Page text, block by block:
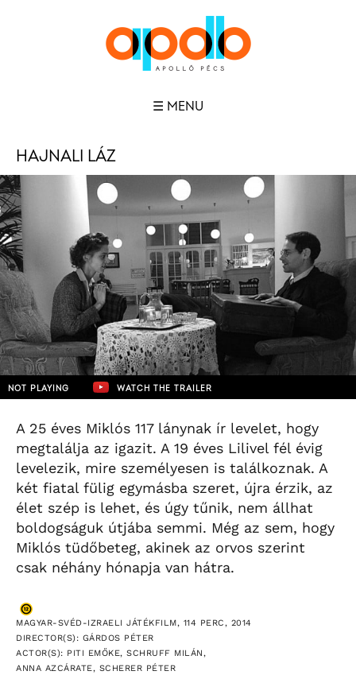
☰ MENU
HAJNALI LÁZ
NOT PLAYING WATCH THE TRAILER
A 25 éves Miklós 117 lánynak ír levelet, hogy
megtalálja az igazit. A 19 éves Lilivel fél évig
levelezik, mire személyesen is találkoznak. A
két fiatal fülig egymásba szeret, újra érzik, az
élet szép is lehet, és úgy tűnik, nem állhat
boldogságuk útjába semmi. Még az sem, hogy
Miklós tüdőbeteg, akinek az orvos szerint
csak néhány hónapja van hátra.
MAGYAR-SVÉD-IZRAELI JÁTÉKFILM, 114 PERC, 2014
DIRECTOR(S): GÁRDOS PÉTER
ACTOR(S): PITI EMŐKE, SCHRUFF MILÁN,
ANNA AZCÁRATE, SCHERER PÉTER